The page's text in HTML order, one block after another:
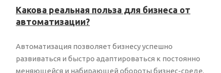
Какова реальная польза для бизнеса от
автоматизации?
Автоматизация позволяет бизнесу успешно
развиваться и быстро адаптироваться к постоянно
меняющейся и набирающей обороты бизнес-среде.